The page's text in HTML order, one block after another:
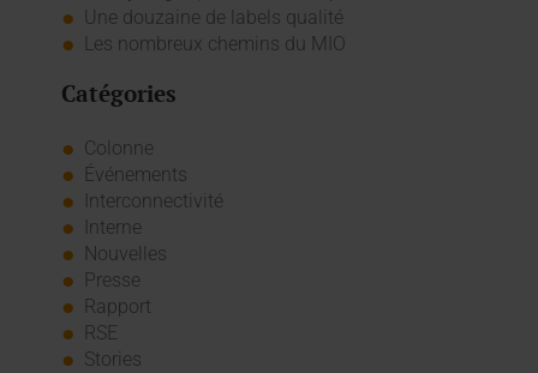
Une douzaine de labels qualité
Les nombreux chemins du MIO
Catégories
Colonne
Événements
Interconnectivité
Interne
Nouvelles
Presse
Rapport
RSE
Stories